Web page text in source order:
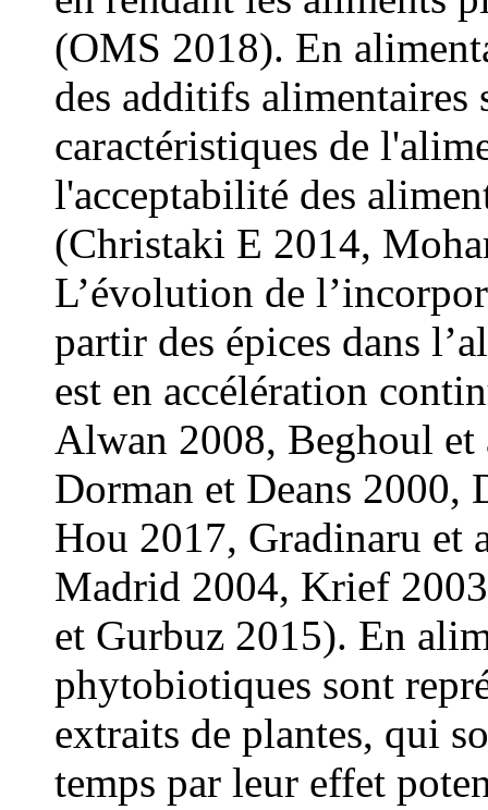
(OMS 2018). En
des additifs
caractéristiques de
l'acceptabilité des
(Christaki E 2014,
L’évolution de
partir des épices dans
est en accélération
Alwan 2008, Beghoul
Dorman et Deans 2000,
Hou 2017, Gradinaru et
Madrid 2004, Krief
et Gurbuz 2015). En
phytobiotiques sont
extraits de plantes, qui
temps par leur effet